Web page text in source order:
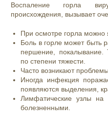
Воспаление горла
происхождения, вызывает
При осмотре горла можно
Боль в горле может быть
першение, покалывание.
по степени тяжести.
Часто возникают
Иногда инфекция
появляются выделения,
Лимфатические узлы
болезненными.